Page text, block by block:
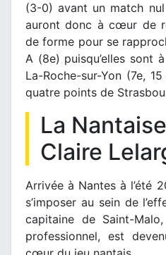
(3-0) avant un match
auront donc à cœur de
de forme pour se
A (8e) puisqu’elles sont
La-Roche-sur-Yon (7e,
quatre points de
La
Claire
Arrivée à Nantes à l’été
s’imposer au sein de
capitaine de Saint-
professionnel, est